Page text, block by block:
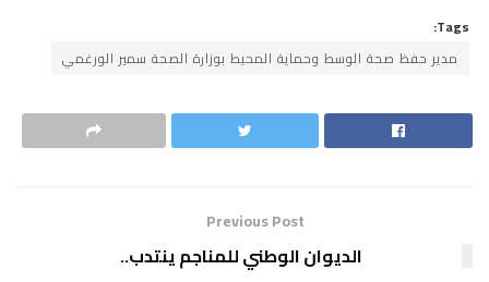
Tags:
مدير حفظ صحة الوسط وحماية المحيط بوزارة الصحة سمير الورغمي
Previous Post
الديوان الوطني للمناجم ينتدب..